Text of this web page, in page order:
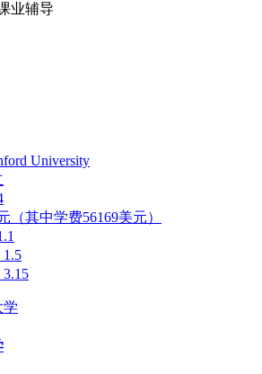
业辅导
University
（其中学费56169美元）